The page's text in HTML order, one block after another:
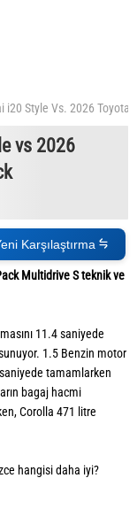
i20 Style Vs. 2026 Toyota
vs 2026
Karşılaştırma
Multidrive S teknik ve
11.4 saniyede
1.5 Benzin motor
tamamlarken
bagaj hacmi
Corolla 471 litre
hangisi daha iyi?